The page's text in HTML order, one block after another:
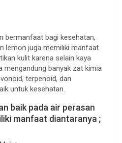
bermanfaat bagi kesehatan,
lemon juga memiliki manfaat
kulit karena selain kaya
mengandung banyak zat kimia
terpenoid, dan
untuk kesehatan.
baik pada air perasan
manfaat diantaranya ;